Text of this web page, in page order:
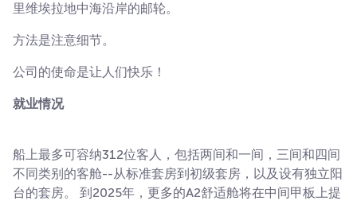
里维埃拉地中海沿岸的邮轮。
方法是注意细节。
公司的使命是让人们快乐！
就业情况
船上最多可容纳312位客人，包括两间和一间，三间和四间
不同类别的客舱--从标准套房到初级套房，以及设有独立阳
台的套房。 到2025年，更多的A2舒适舱将在中间甲板上提